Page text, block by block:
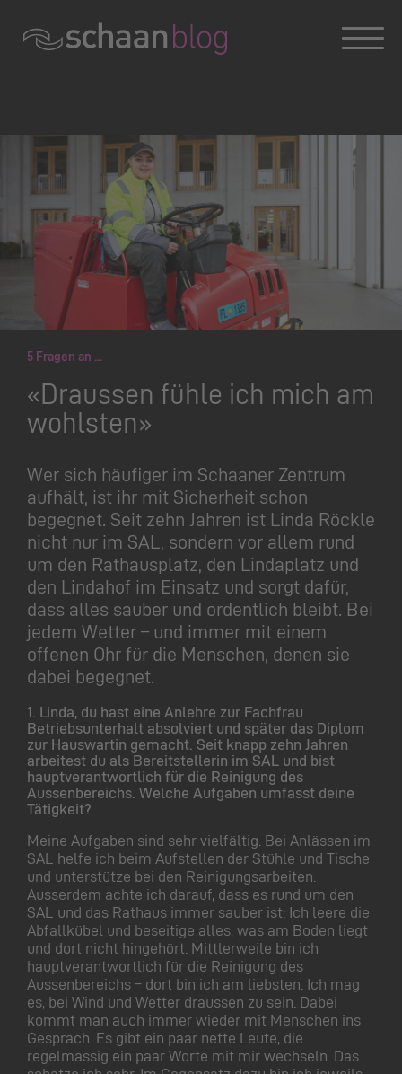
5 Fragen an ...
«Draussen fühle ich mich am
wohlsten»
Wer sich häufiger im Schaaner Zentrum
aufhält, ist ihr mit Sicherheit schon
begegnet. Seit zehn Jahren ist Linda Röckle
nicht nur im SAL, sondern vor allem rund
um den Rathausplatz, den Lindaplatz und
den Lindahof im Einsatz und sorgt dafür,
dass alles sauber und ordentlich bleibt. Bei
jedem Wetter – und immer mit einem
offenen Ohr für die Menschen, denen sie
dabei begegnet.
1. Linda, du hast eine Anlehre zur Fachfrau
Betriebsunterhalt absolviert und später das Diplom
zur Hauswartin gemacht. Seit knapp zehn Jahren
arbeitest du als Bereitstellerin im SAL und bist
hauptverantwortlich für die Reinigung des
Aussenbereichs. Welche Aufgaben umfasst deine
Tätigkeit?
Meine Aufgaben sind sehr vielfältig. Bei Anlässen im
SAL helfe ich beim Aufstellen der Stühle und Tische
und unterstütze bei den Reinigungsarbeiten.
Ausserdem achte ich darauf, dass es rund um den
SAL und das Rathaus immer sauber ist: Ich leere die
Abfallkübel und beseitige alles, was am Boden liegt
und dort nicht hingehört. Mittlerweile bin ich
hauptverantwortlich für die Reinigung des
Aussenbereichs – dort bin ich am liebsten. Ich mag
es, bei Wind und Wetter draussen zu sein. Dabei
kommt man auch immer wieder mit Menschen ins
Gespräch. Es gibt ein paar nette Leute, die
regelmässig ein paar Worte mit mir wechseln. Das